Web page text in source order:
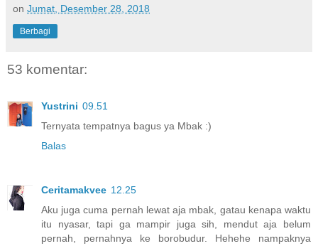
on Jumat, Desember 28, 2018
Berbagi
53 komentar:
Yustrini 09.51
Ternyata tempatnya bagus ya Mbak :)
Balas
Ceritamakvee 12.25
Aku juga cuma pernah lewat aja mbak, gatau kenapa waktu
itu nyasar, tapi ga mampir juga sih, mendut aja belum
pernah, pernahnya ke borobudur. Hehehe nampaknya